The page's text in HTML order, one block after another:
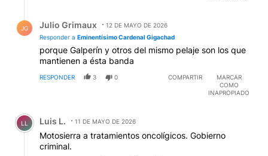
JG Julio Grimaux
12 DE MAYO DE 2026
Responder a Eminentísimo Cardenal Gigachad
porque Galperín y otros del mismo pelaje son los que
mantienen a ésta banda
RESPONDER 3 0 COMPARTIR
MARCAR
COMO
INAPROPIADO
Comentario de Luis L..
LL Luis L. 11 DE MAYO DE 2026
Motosierra a tratamientos oncolígicos. Gobierno
criminal.